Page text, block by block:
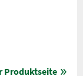
Produktseite